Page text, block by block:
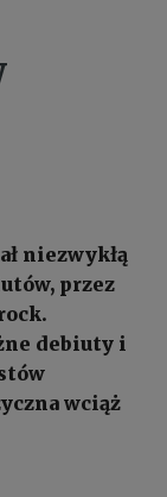
niezwykłą
przez
debiuty i
wciąż